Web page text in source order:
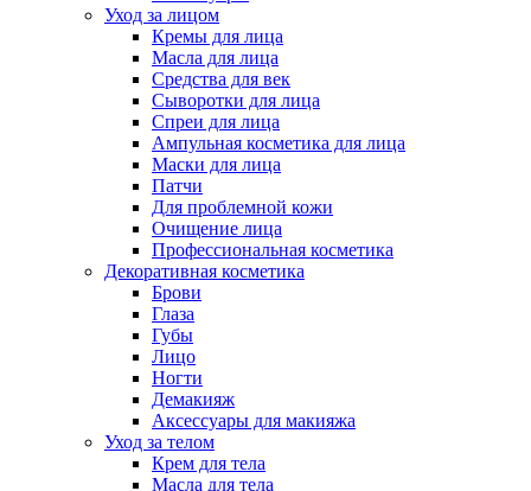
Уход за лицом
Кремы для лица
Масла для лица
Средства для век
Сыворотки для лица
Спреи для лица
Ампульная косметика для лица
Маски для лица
Патчи
Для проблемной кожи
Очищение лица
Профессиональная косметика
Декоративная косметика
Брови
Глаза
Губы
Лицо
Ногти
Демакияж
Аксессуары для макияжа
Уход за телом
Крем для тела
Масла для тела